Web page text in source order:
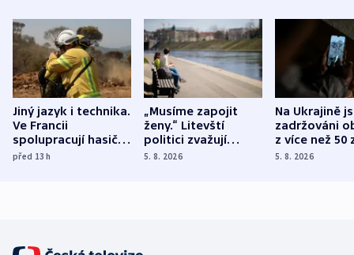
Jiný jazyk i technika.
Ve Francii
spolupracují hasiči z
různých zemí
před 13h
„Musíme zapojit
ženy.“ Litevští
politici zvažují
dohodu o
5. 8. 2026
Na Ukrajině
zadržováni
z více než 50
Bojovali na
5. 8. 2026